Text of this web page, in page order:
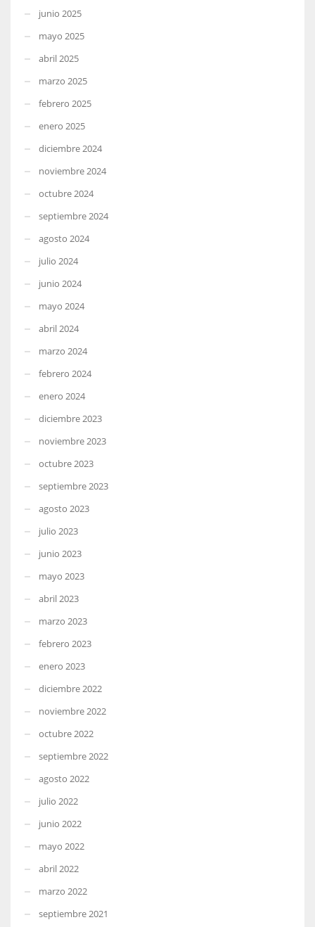
junio 2025
mayo 2025
abril 2025
marzo 2025
febrero 2025
enero 2025
diciembre 2024
noviembre 2024
octubre 2024
septiembre 2024
agosto 2024
julio 2024
junio 2024
mayo 2024
abril 2024
marzo 2024
febrero 2024
enero 2024
diciembre 2023
noviembre 2023
octubre 2023
septiembre 2023
agosto 2023
julio 2023
junio 2023
mayo 2023
abril 2023
marzo 2023
febrero 2023
enero 2023
diciembre 2022
noviembre 2022
octubre 2022
septiembre 2022
agosto 2022
julio 2022
junio 2022
mayo 2022
abril 2022
marzo 2022
septiembre 2021